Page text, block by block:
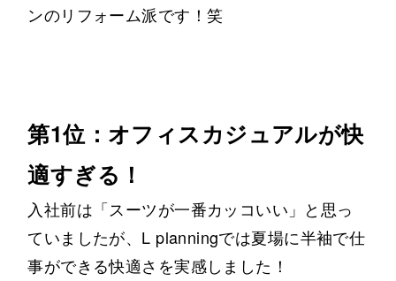
ンのリフォーム派です！笑
第1位：オフィスカジュアルが快
適すぎる！
入社前は「スーツが一番カッコいい」と思っ
ていましたが、L planningでは夏場に半袖で仕
事ができる快適さを実感しました！